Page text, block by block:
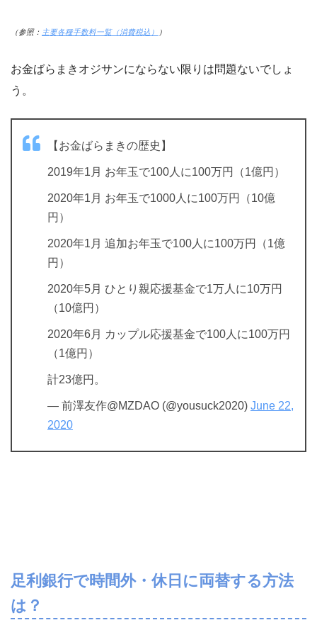
（参照： 主要各種手数料一覧（消費税込） ）
お金ばらまきオジサンにならない限りは問題ないでしょ
う。
【お金ばらまきの歴史】
2019年1月 お年玉で100人に100万円（1億円）
2020年1月 お年玉で1000人に100万円（10億
円）
2020年1月 追加お年玉で100人に100万円（1億
円）
2020年5月 ひとり親応援基金で1万人に10万円
（10億円）
2020年6月 カップル応援基金で100人に100万円
（1億円）
計23億円。
— 前澤友作@MZDAO (@yousuck2020) June 22,
2020
足利銀行で時間外・休日に両替する方法
は？